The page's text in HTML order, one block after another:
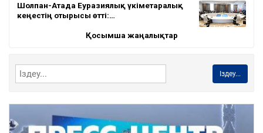
Шолпан-Атада Еуразиялық үкіметаралық
кеңестің отырысы өтті:…
Қосымша жаңалықтар
Іздеу...